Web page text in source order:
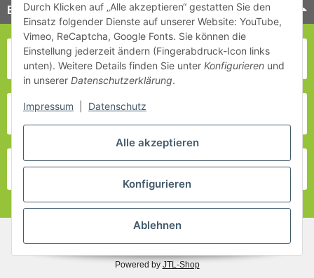
Bezahlung & Versand
* Alle Preise inkl. gesetzlicher USt., zzgl.Versand
Powered by JTL-Shop
Alle akzeptieren
Konfigurieren
Ablehnen
Durch Klicken auf „Alle akzeptieren“ gestatten Sie den
Einsatz folgender Dienste auf unserer Website: YouTube,
Vimeo, ReCaptcha, Google Fonts. Sie können die
Einstellung jederzeit ändern (Fingerabdruck-Icon links
unten). Weitere Details finden Sie unter Konfigurieren und
in unserer Datenschutzerklärung.
Impressum Datenschutz